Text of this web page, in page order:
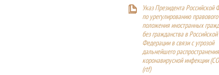
Указ Президента Российской
по урегулированию правового
положения иностранных
без гражданства в Российской
Федерации в связи с угрозой
дальнейшего
коронавирусной инфекции
(rtf)